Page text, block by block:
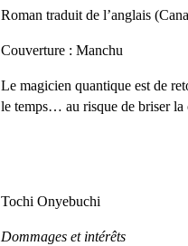
Roman traduit de l’anglais
Couverture : Manchu
Le magicien quantique est de
le temps… au risque de briser la
Tochi Onyebuchi
Dommages et intérêts